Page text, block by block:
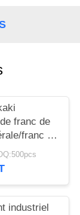
franc de
franc a
de
industriel